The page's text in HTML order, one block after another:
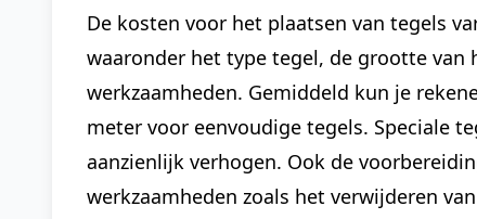
De kosten voor het plaatsen van tegels
waaronder het type tegel, de grootte
werkzaamheden. Gemiddeld kun je
meter voor eenvoudige tegels. Speciale
aanzienlijk verhogen. Ook de
werkzaamheden zoals het verwijderen